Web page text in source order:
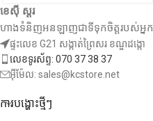
ខេស៊ី ស្តរ
ហាងទំនិញអនឡាញជាទីទុកចិត្តរបស់អ្នក
ផ្ទះលេខ G21 សង្កាត់ព្រៃសរ ខណ្ឌដង្កោ
លេខទូរស័ព្ទ: 070 37 38 37
អ៊ីម៉ែល: sales@kcstore.net
ការបង្ហោះថ្មីៗ